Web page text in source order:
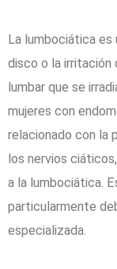
La lumbociática es
disco o la irritación
lumbar que se
mujeres con
relacionado con la
los nervios
a la lumbociática.
particularmente
especializada.